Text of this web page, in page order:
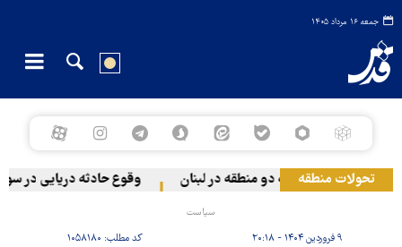
جمعه ۱۶ مرداد ۱۴۰۵
تحولات منطقه
رژیم صهیونیستی به دو منطقه در لبنان وقوع حادثه دریایی در
سیاست
۹ فروردین ۱۴۰۴ - ۲۰:۱۸ کد مطلب: ۱۰۵۸۱۸۰